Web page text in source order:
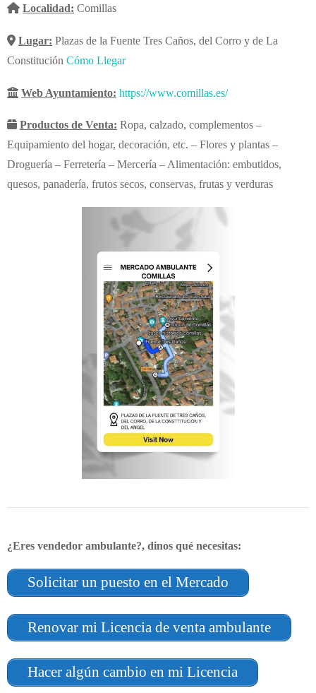
Localidad: Comillas
Lugar: Plazas de la Fuente Tres Caños, del Corro y de La
Constitución Cómo Llegar
Web Ayuntamiento: https://www.comillas.es/
Productos de Venta: Ropa, calzado, complementos –
Equipamiento del hogar, decoración, etc. – Flores y plantas –
Droguería – Ferretería – Mercería – Alimentación: embutidos,
quesos, panadería, frutos secos, conservas, frutas y verduras
¿Eres vendedor ambulante?, dinos qué necesitas:
Solicitar un puesto en el Mercado
Renovar mi Licencia de venta ambulante
Hacer algún cambio en mi Licencia